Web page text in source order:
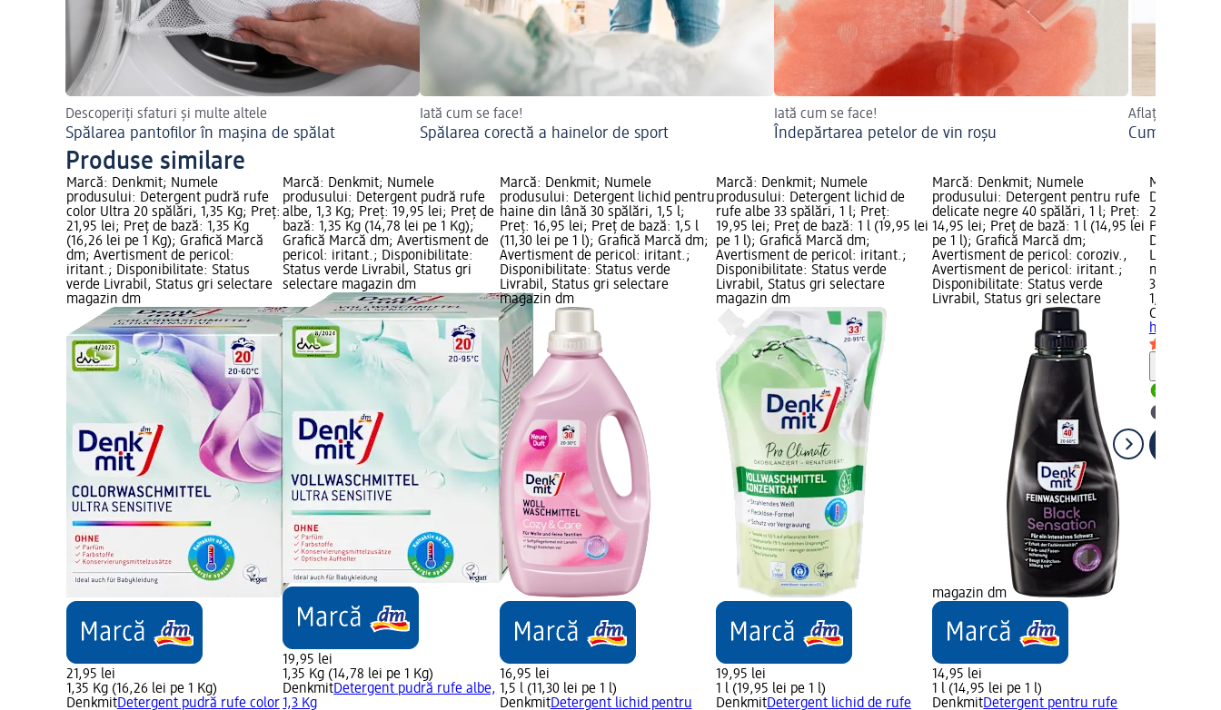
Descoperiți sfaturi și multe altele
Spălarea pantofilor în mașina de spălat
Iată cum se face!
Spălarea corectă a hainelor de sport
Iată cum se face!
Îndepărtarea petelor de vin roșu
Aflați mai
Cum
Produse similare
Marcă: Denkmit; Numele
produsului: Detergent pudră rufe
color Ultra 20 spălări, 1,35 Kg; Preț:
21,95 lei; Preț de bază: 1,35 Kg
(16,26 lei pe 1 Kg); Grafică Marcă
dm; Avertisment de pericol:
iritant.; Disponibilitate: Status
verde Livrabil, Status gri selectare
magazin dm
21,95 lei
1,35 Kg (16,26 lei pe 1 Kg)
DenkmitDetergent pudră rufe color
Marcă: Denkmit; Numele
produsului: Detergent pudră rufe
albe, 1,3 Kg; Preț: 19,95 lei; Preț de
bază: 1,35 Kg (14,78 lei pe 1 Kg);
Grafică Marcă dm; Avertisment de
pericol: iritant.; Disponibilitate:
Status verde Livrabil, Status gri
selectare magazin dm
19,95 lei
1,35 Kg (14,78 lei pe 1 Kg)
DenkmitDetergent pudră rufe albe,
1,3 Kg
Marcă: Denkmit; Numele
produsului: Detergent lichid pentru
haine din lână 30 spălări, 1,5 l;
Preț: 16,95 lei; Preț de bază: 1,5 l
(11,30 lei pe 1 l); Grafică Marcă dm;
Avertisment de pericol: iritant.;
Disponibilitate: Status verde
Livrabil, Status gri selectare
magazin dm
16,95 lei
1,5 l (11,30 lei pe 1 l)
DenkmitDetergent lichid pentru
Marcă: Denkmit; Numele
produsului: Detergent lichid de
rufe albe 33 spălări, 1 l; Preț:
19,95 lei; Preț de bază: 1 l (19,95 lei
pe 1 l); Grafică Marcă dm;
Avertisment de pericol: iritant.;
Disponibilitate: Status verde
Livrabil, Status gri selectare
magazin dm
19,95 lei
1 l (19,95 lei pe 1 l)
DenkmitDetergent lichid de rufe
Marcă: Denkmit; Numele
produsului: Detergent pentru rufe
delicate negre 40 spălări, 1 l; Preț:
14,95 lei; Preț de bază: 1 l (14,95 lei
pe 1 l); Grafică Marcă dm;
Avertisment de pericol: coroziv.,
Avertisment de pericol: iritant.;
Disponibilitate: Status verde
Livrabil, Status gri selectare
magazin dm
14,95 lei
1 l (14,95 lei pe 1 l)
DenkmitDetergent pentru rufe
Marcă:
Detergent
27 spălări,
Preț de
Livrabil,
magazin
34,95 lei
1,5 l (23,30
Chicco